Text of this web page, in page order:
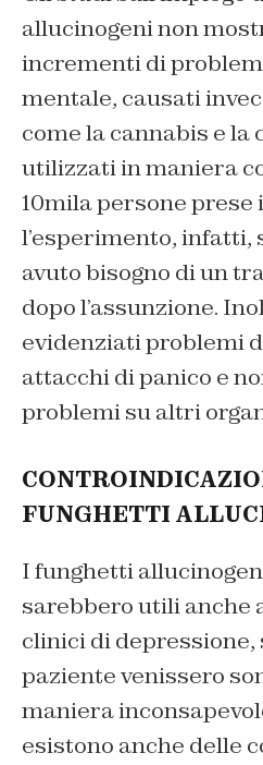
allucinogeni non
incrementi di
mentale, causati
come la cannabis e la
utilizzati in maniera
10mila persone prese
l’esperimento, infatti,
avuto bisogno di un
dopo l’assunzione.
evidenziati problemi
attacchi di panico e
problemi su altri
FUNGHETTI
I funghetti
sarebbero utili anche
clinici di
paziente venissero
maniera
esistono anche delle